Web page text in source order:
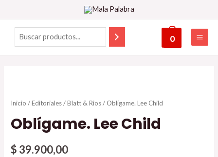
0
Inicio /Editoriales/Blatt & Rios/ Oblígame. Lee Child
Oblígame. Lee Child
$ 39.900,00